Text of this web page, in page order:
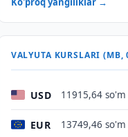
VALYUTA KURSLARI
USD 11915,64 so'm
EUR 13749,46 so'm